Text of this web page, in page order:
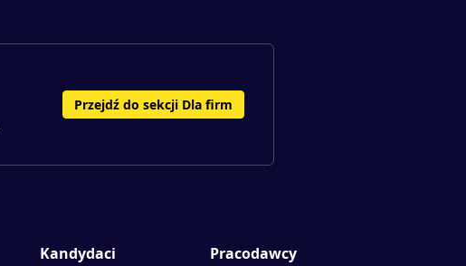
Przejdź do sekcji Dla firm
Kandydaci Pracodawcy